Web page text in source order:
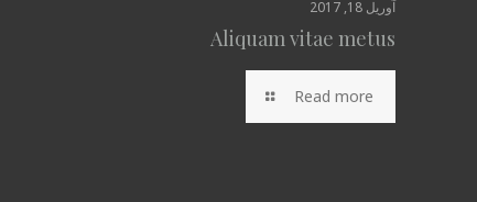
آوریل 18, 2017
Aliquam vitae metus
Read more